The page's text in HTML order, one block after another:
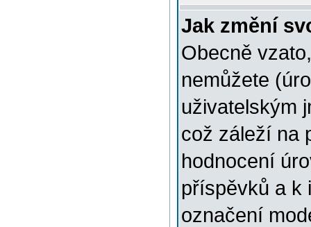
Jak změní
Obecně
nemůžete
uživatelským
což záleží na
hodnocení
příspěvků a k
označení